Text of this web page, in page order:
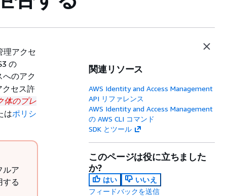
理アクセ
の
へのアク
クセス許
体のプレ
はポリシ
ルア
する
関連リソース
AWS Identity and Access Management
API リファレンス
AWS Identity and Access Management
の AWS CLI コマンド
SDK とツール
このページは役に立ちました
か?
はい
いいえ
フィードバックを送信